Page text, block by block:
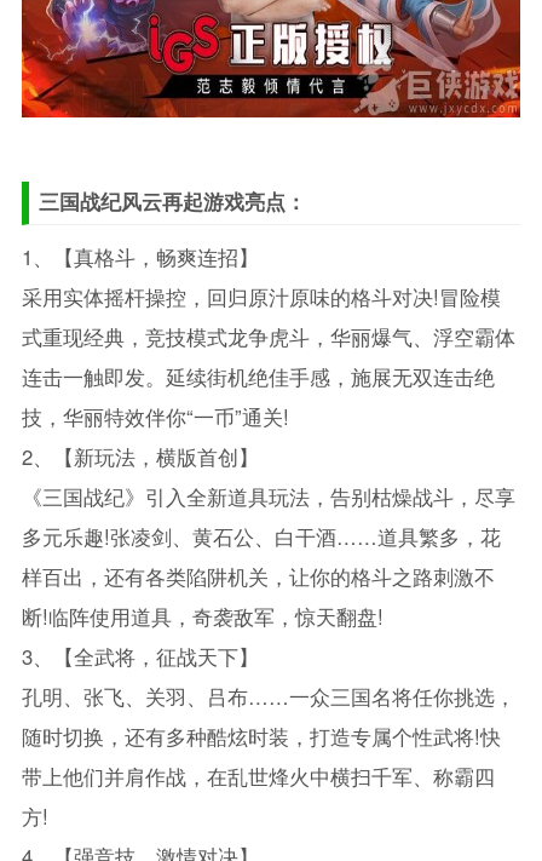
三国战纪风云再起游戏亮点：
1、【真格斗，畅爽连招】
采用实体摇杆操控，回归原汁原味的格斗对决!冒险模
式重现经典，竞技模式龙争虎斗，华丽爆气、浮空霸体
连击一触即发。延续街机绝佳手感，施展无双连击绝
技，华丽特效伴你“一币”通关!
2、【新玩法，横版首创】
《三国战纪》引入全新道具玩法，告别枯燥战斗，尽享
多元乐趣!张凌剑、黄石公、白干酒……道具繁多，花
样百出，还有各类陷阱机关，让你的格斗之路刺激不
断!临阵使用道具，奇袭敌军，惊天翻盘!
3、【全武将，征战天下】
孔明、张飞、关羽、吕布……一众三国名将任你挑选，
随时切换，还有多种酷炫时装，打造专属个性武将!快
带上他们并肩作战，在乱世烽火中横扫千军、称霸四
方!